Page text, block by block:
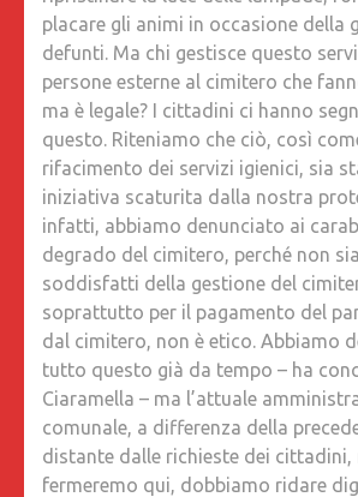
placare gli animi in occasione della
defunti. Ma chi gestisce questo
persone esterne al cimitero che
ma è legale? I cittadini ci hanno
questo. Riteniamo che ciò, così
rifacimento dei servizi igienici, sia
iniziativa scaturita dalla nostra
infatti, abbiamo denunciato ai
degrado del cimitero, perché non
soddisfatti della gestione del
soprattutto per il pagamento del
dal cimitero, non è etico. Abbiamo
tutto questo già da tempo – ha
Ciaramella – ma l’attuale
comunale, a differenza della
distante dalle richieste dei cittadini,
fermeremo qui, dobbiamo ridare